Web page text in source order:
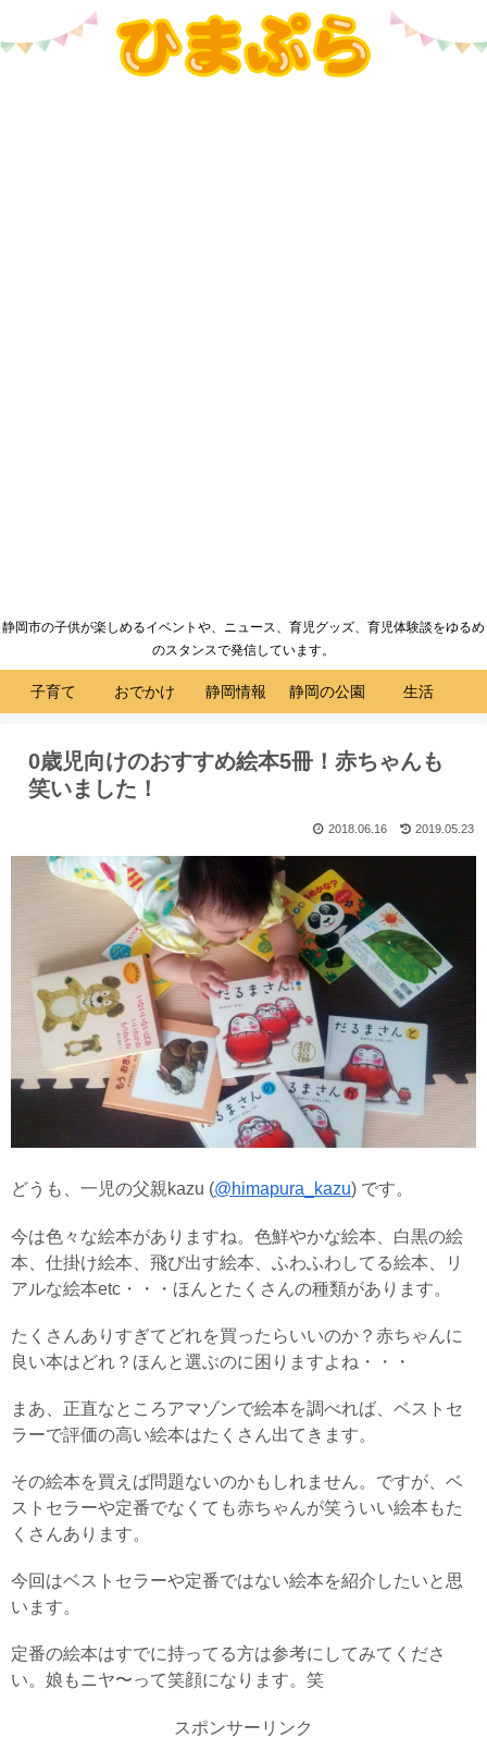
静岡市の子供が楽しめるイベントや、ニュース、育児グッズ、育児体験談をゆるめ
のスタンスで発信しています。
子育て おでかけ 静岡情報 静岡の公園 生活
0歳児向けのおすすめ絵本5冊！赤ちゃんも
笑いました！
2019.05.23
2018.06.16
どうも、一児の父親kazu (@himapura_kazu) です。
今は色々な絵本がありますね。色鮮やかな絵本、白黒の絵
本、仕掛け絵本、飛び出す絵本、ふわふわしてる絵本、リ
アルな絵本etc・・・ほんとたくさんの種類があります。
たくさんありすぎてどれを買ったらいいのか？赤ちゃんに
良い本はどれ？ほんと選ぶのに困りますよね・・・
まあ、正直なところアマゾンで絵本を調べれば、ベストセ
ラーで評価の高い絵本はたくさん出てきます。
その絵本を買えば問題ないのかもしれません。ですが、ベ
ストセラーや定番でなくても赤ちゃんが笑ういい絵本もた
くさんあります。
今回はベストセラーや定番ではない絵本を紹介したいと思
います。
定番の絵本はすでに持ってる方は参考にしてみてくださ
い。娘もニヤ〜って笑顔になります。笑
スポンサーリンク